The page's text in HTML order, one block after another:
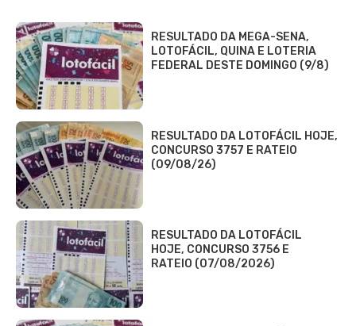
RESULTADO DA MEGA-SENA,
LOTOFÁCIL, QUINA E LOTERIA
FEDERAL DESTE DOMINGO (9/8)
RESULTADO DA LOTOFÁCIL HOJE,
CONCURSO 3757 E RATEIO
(09/08/26)
RESULTADO DA LOTOFÁCIL
HOJE, CONCURSO 3756 E
RATEIO (07/08/2026)